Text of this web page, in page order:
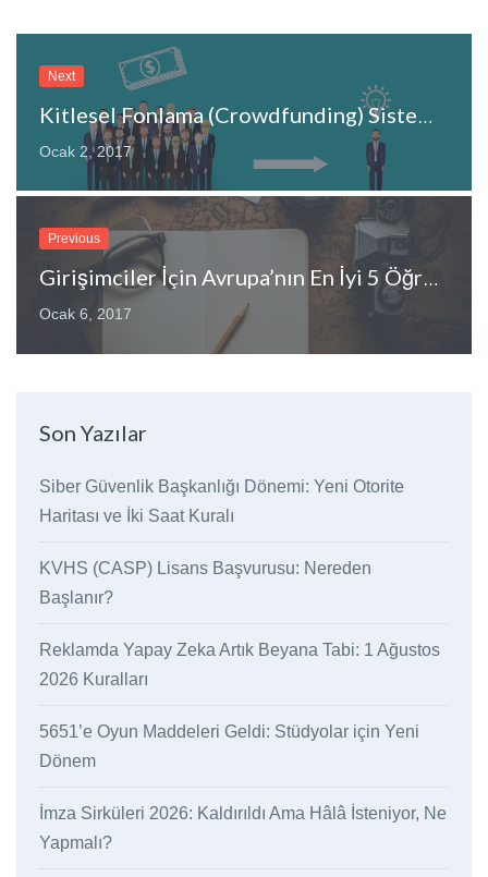
Next
Kitlesel Fonlama (Crowdfunding) Sistemi Mevzuata Giriyor
Ocak 2, 2017
Previous
Girişimciler İçin Avrupa’nın En İyi 5 Öğrenci Ülkesi!
Ocak 6, 2017
Son Yazılar
Siber Güvenlik Başkanlığı Dönemi: Yeni Otorite
Haritası ve İki Saat Kuralı
KVHS (CASP) Lisans Başvurusu: Nereden
Başlanır?
Reklamda Yapay Zeka Artık Beyana Tabi: 1 Ağustos
2026 Kuralları
5651’e Oyun Maddeleri Geldi: Stüdyolar için Yeni
Dönem
İmza Sirküleri 2026: Kaldırıldı Ama Hâlâ İsteniyor, Ne
Yapmalı?